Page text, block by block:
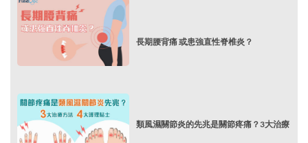
長期腰背痛 或患強直性脊椎炎？
類風濕關節炎的先兆是關節疼痛？3大治療